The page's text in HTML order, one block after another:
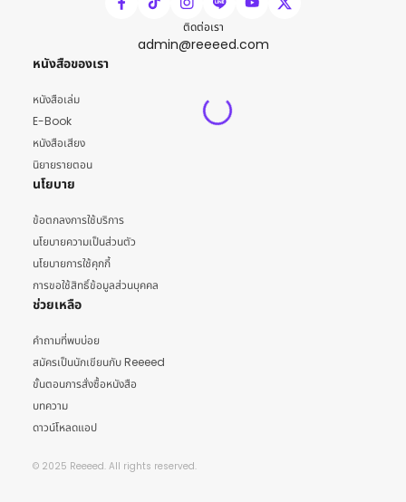
ติดต่อเรา
admin@reeeed.com
หนังสือของเรา
หนังสือเล่ม
E-Book
หนังสือเสียง
นิยายรายตอน
นโยบาย
ข้อตกลงการใช้บริการ
นโยบายความเป็นส่วนตัว
นโยบายการใช้คุกกี้
การขอใช้สิทธิ์ข้อมูลส่วนบุคคล
ช่วยเหลือ
คำถามที่พบบ่อย
สมัครเป็นนักเขียนกับ Reeeed
ขั้นตอนการสั่งซื้อหนังสือ
บทความ
ดาวน์โหลดแอป
© 2025 Reeeed. All rights reserved.